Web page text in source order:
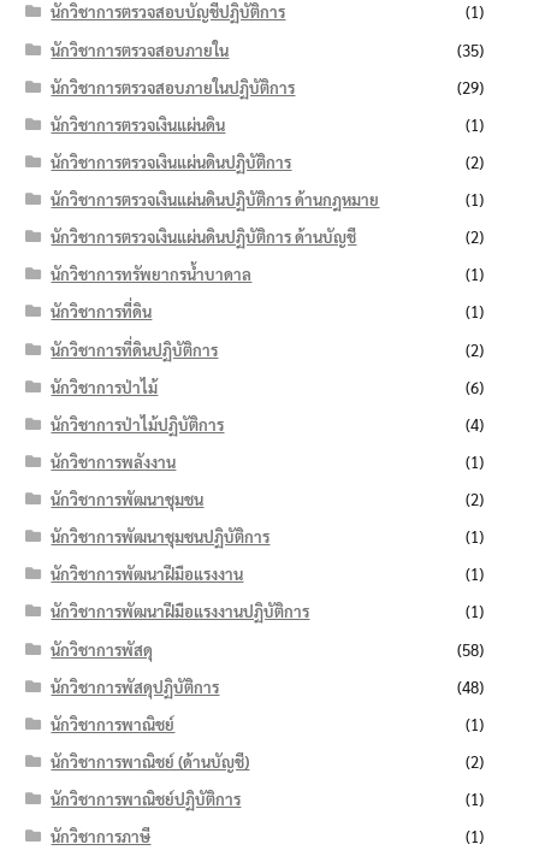
นักวิชาการตรวจสอบบัญชีปฏิบัติการ
(1)
นักวิชาการตรวจสอบภายใน
(35)
นักวิชาการตรวจสอบภายในปฏิบัติการ
(29)
นักวิชาการตรวจเงินแผ่นดิน
(1)
นักวิชาการตรวจเงินแผ่นดินปฏิบัติการ
(2)
นักวิชาการตรวจเงินแผ่นดินปฏิบัติการ ด้านกฎหมาย
(1)
นักวิชาการตรวจเงินแผ่นดินปฏิบัติการ ด้านบัญชี
(2)
นักวิชาการทรัพยากรน้ำบาดาล
(1)
นักวิชาการที่ดิน
(1)
นักวิชาการที่ดินปฏิบัติการ
(2)
นักวิชาการป่าไม้
(6)
นักวิชาการป่าไม้ปฏิบัติการ
(4)
นักวิชาการพลังงาน
(1)
นักวิชาการพัฒนาชุมชน
(2)
นักวิชาการพัฒนาชุมชนปฏิบัติการ
(1)
นักวิชาการพัฒนาฝีมือแรงงาน
(1)
นักวิชาการพัฒนาฝีมือแรงงานปฏิบัติการ
(1)
นักวิชาการพัสดุ
(58)
นักวิชาการพัสดุปฏิบัติการ
(48)
นักวิชาการพาณิชย์
(1)
นักวิชาการพาณิชย์ (ด้านบัญชี)
(2)
นักวิชาการพาณิชย์ปฏิบัติการ
(1)
นักวิชาการภาษี
(1)